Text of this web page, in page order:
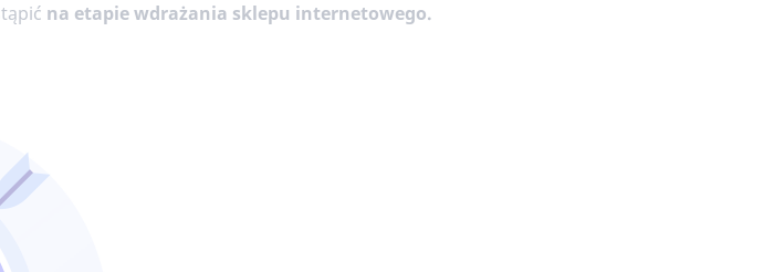
na etapie wdrażania sklepu internetowego.